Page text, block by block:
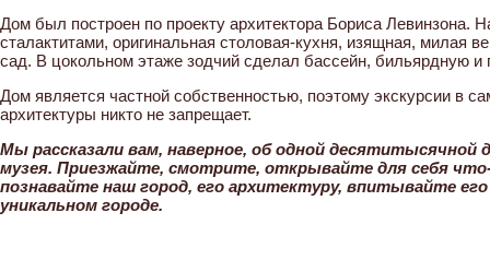
Дом был построен по проекту архитектора Бориса Левинзона.
сталактитами, оригинальная столовая-кухня, изящная,
сад. В цокольном этаже зодчий сделал бассейн, бильярдную
Дом является частной собственностью, поэтому экскурсии в
архитектуры никто не запрещает.
Мы рассказали вам, наверное, об одной десятитысячной
музея. Приезжайте, смотрите, открывайте для себя
познавайте наш город, его архитектуру, впитывайте
уникальном городе.